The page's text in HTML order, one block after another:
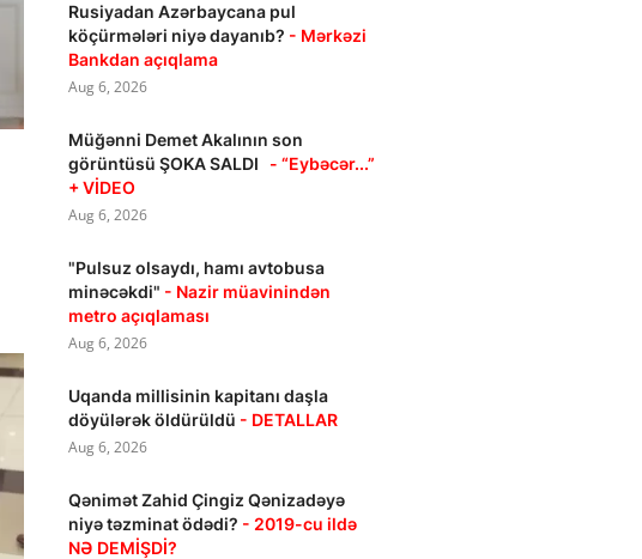
Rusiyadan Azərbaycana pul
köçürmələri niyə dayanıb? - Mərkəzi
Bankdan açıqlama
Aug 6, 2026
Müğənni Demet Akalının son
görüntüsü ŞOKA SALDI - “Eybəcər...”
+ VİDEO
Aug 6, 2026
"Pulsuz olsaydı, hamı avtobusa
minəcəkdi" - Nazir müavinindən
metro açıqlaması
Aug 6, 2026
Uqanda millisinin kapitanı daşla
döyülərək öldürüldü - DETALLAR
Aug 6, 2026
Qənimət Zahid Çingiz Qənizadəyə
niyə təzminat ödədi? - 2019-cu ildə
NƏ DEMİŞDİ?